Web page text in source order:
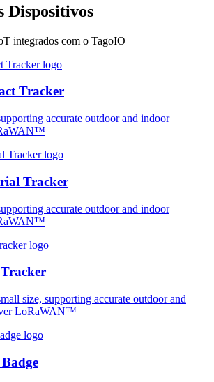
Dispositivos
integrados com o TagoIO
Tracker
accurate outdoor and indoor
Tracker
accurate outdoor and indoor
size, supporting accurate outdoor and
LoRaWAN™